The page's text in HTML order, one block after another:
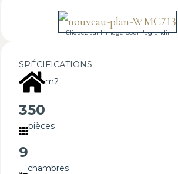
Cliquez sur l'image pour l'agrandir
SPÉCIFICATIONS
350
m2
9
pièces
chambres